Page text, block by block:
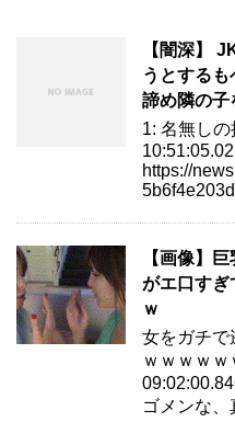
【闇深】
うとするも
諦め隣の
1: 名無し
https://
【画像】
がエ口すぎ
ｗ
女をガチで
ｗｗｗｗ
ゴメンな